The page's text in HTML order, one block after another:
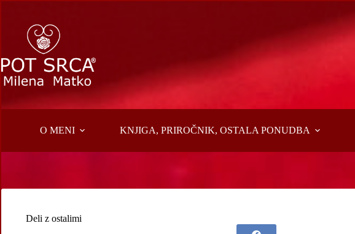
content
O MENI KNJIGA, PRIROČNIK, OSTALA PONUDBA
Deli z ostalimi